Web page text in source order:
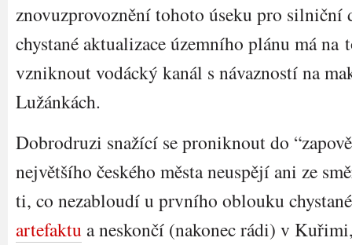
znovuzprovoznění tohoto úseku pro silniční
chystané aktualizace územního plánu má na
vzniknout vodácký kanál s návazností na
Lužánkách.
Dobrodruzi snažící se proniknout do
největšího českého města neuspějí ani ze
ti, co nezabloudí u prvního oblouku
artefaktu a neskončí (nakonec rádi) v